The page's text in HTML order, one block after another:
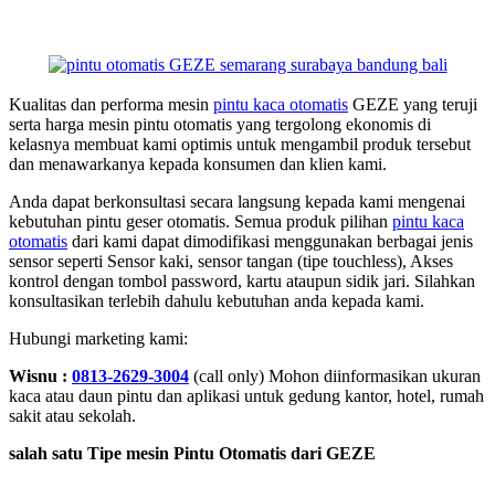
Kualitas dan performa mesin pintu kaca otomatis GEZE yang teruji
serta harga mesin pintu otomatis yang tergolong ekonomis di
kelasnya membuat kami optimis untuk mengambil produk tersebut
dan menawarkanya kepada konsumen dan klien kami.
Anda dapat berkonsultasi secara langsung kepada kami mengenai
kebutuhan pintu geser otomatis. Semua produk pilihan pintu kaca
otomatis dari kami dapat dimodifikasi menggunakan berbagai jenis
sensor seperti Sensor kaki, sensor tangan (tipe touchless), Akses
kontrol dengan tombol password, kartu ataupun sidik jari. Silahkan
konsultasikan terlebih dahulu kebutuhan anda kepada kami.
Hubungi marketing kami:
Wisnu : 0813-2629-3004 (call only) Mohon diinformasikan ukuran
kaca atau daun pintu dan aplikasi untuk gedung kantor, hotel, rumah
sakit atau sekolah.
salah satu Tipe mesin Pintu Otomatis dari GEZE